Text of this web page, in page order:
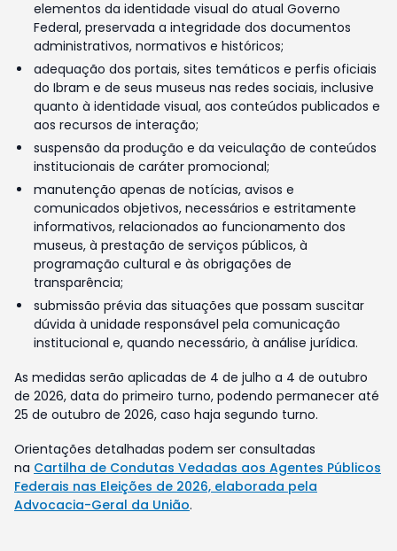
elementos da identidade visual do atual Governo
Federal, preservada a integridade dos documentos
administrativos, normativos e históricos;
adequação dos portais, sites temáticos e perfis oficiais
do Ibram e de seus museus nas redes sociais, inclusive
quanto à identidade visual, aos conteúdos publicados e
aos recursos de interação;
suspensão da produção e da veiculação de conteúdos
institucionais de caráter promocional;
manutenção apenas de notícias, avisos e
comunicados objetivos, necessários e estritamente
informativos, relacionados ao funcionamento dos
museus, à prestação de serviços públicos, à
programação cultural e às obrigações de
transparência;
submissão prévia das situações que possam suscitar
dúvida à unidade responsável pela comunicação
institucional e, quando necessário, à análise jurídica.
As medidas serão aplicadas de 4 de julho a 4 de outubro
de 2026, data do primeiro turno, podendo permanecer até
25 de outubro de 2026, caso haja segundo turno.
Orientações detalhadas podem ser consultadas
na Cartilha de Condutas Vedadas aos Agentes Públicos
Federais nas Eleições de 2026, elaborada pela
Advocacia-Geral da União.